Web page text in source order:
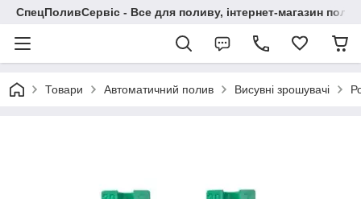
СпецПоливСервіс - Все для поливу, інтернет-магазин
Товари Автоматичний полив Висувні зрошувачі